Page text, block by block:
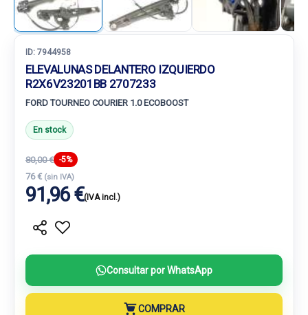
ID: 7944958
ELEVALUNAS DELANTERO IZQUIERDO
R2X6V23201BB 2707233
FORD TOURNEO COURIER 1.0 ECOBOOST
En stock
80,00 € -5%
76 € (sin IVA)
91,96 €(IVA incl.)
Consultar por WhatsApp
COMPRAR